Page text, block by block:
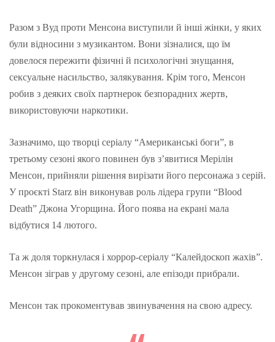
Разом з Вуд проти Менсона виступили й інші жінки, у яких
були відносини з музикантом. Вони зізналися, що їм
довелося пережити фізичні й психологічні знущання,
сексуальне насильство, залякування. Крім того, Менсон
робив з деяких своїх партнерок безпорадних жертв,
використовуючи наркотики.
Зазначимо, що творці серіалу “Американські боги”, в
третьому сезоні якого повинен був з’явитися Мерілін
Менсон, прийняли рішення вирізати його персонажа з серій.
У проєкті Starz він виконував роль лідера групи “Blood
Death” Джона Угорщина. Його поява на екрані мала
відбутися 14 лютого.
Та ж доля торкнулася і хоррор-серіалу “Калейдоскоп жахів”.
Менсон зіграв у другому сезоні, але епізоди прибрали.
Менсон так прокоментував звинувачення на свою адресу.